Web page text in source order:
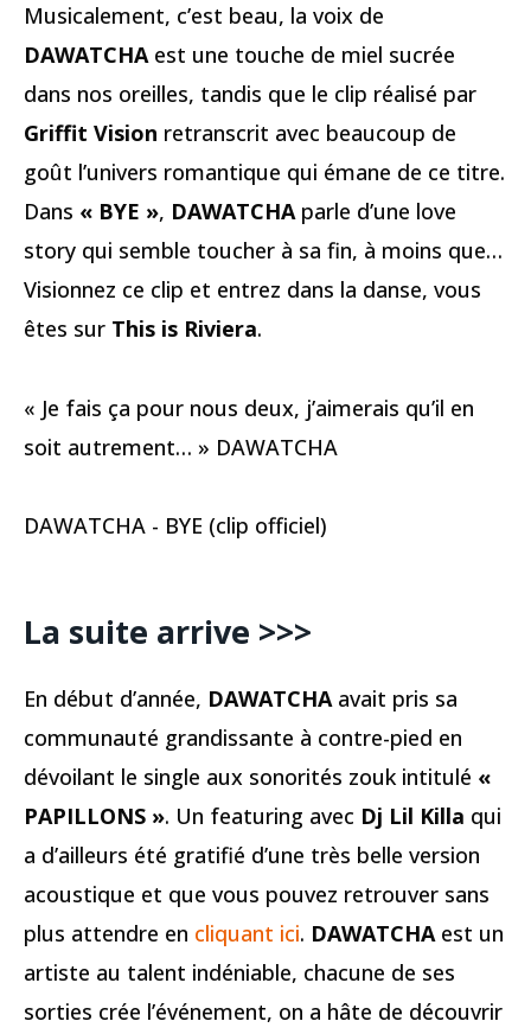
Musicalement, c’est beau, la voix de
DAWATCHAest une touche de miel sucrée
dans nos oreilles, tandis que le clip réalisé par
Griffit Vision retranscrit avec beaucoup de
goût l’univers romantique qui émane de ce titre.
Dans « BYE », DAWATCHAparle d’une love
story qui semble toucher à sa fin, à moins que…
Visionnez ce clip et entrez dans la danse, vous
êtes sur This is Riviera.
« Je fais ça pour nous deux, j’aimerais qu’il en
soit autrement… » DAWATCHA
DAWATCHA - BYE (clip officiel)
La suite arrive >>>
En début d’année, DAWATCHAavait pris sa
communauté grandissante à contre-pied en
dévoilant le single aux sonorités zouk intitulé «
PAPILLONS ». Un featuring avec Dj Lil Killa qui
a d’ailleurs été gratifié d’une très belle version
acoustique et que vous pouvez retrouver sans
plus attendre en cliquant ici. DAWATCHAest un
artiste au talent indéniable, chacune de ses
sorties crée l’événement, on a hâte de découvrir